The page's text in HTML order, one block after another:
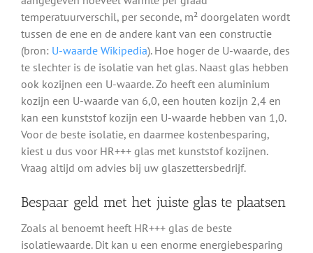
temperatuurverschil, per seconde, m² doorgelaten wordt
tussen de ene en de andere kant van een constructie
(bron: U-waarde Wikipedia). Hoe hoger de U-waarde, des
te slechter is de isolatie van het glas. Naast glas hebben
ook kozijnen een U-waarde. Zo heeft een aluminium
kozijn een U-waarde van 6,0, een houten kozijn 2,4 en
kan een kunststof kozijn een U-waarde hebben van 1,0.
Voor de beste isolatie, en daarmee kostenbesparing,
kiest u dus voor HR+++ glas met kunststof kozijnen.
Vraag altijd om advies bij uw glaszettersbedrijf.
Bespaar geld met het juiste glas te plaatsen
Zoals al benoemt heeft HR+++ glas de beste
isolatiewaarde. Dit kan u een enorme energiebesparing